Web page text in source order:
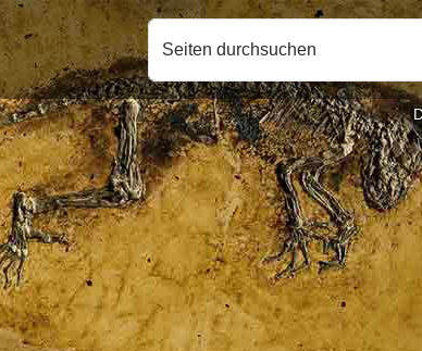
Seiten durchsuchen